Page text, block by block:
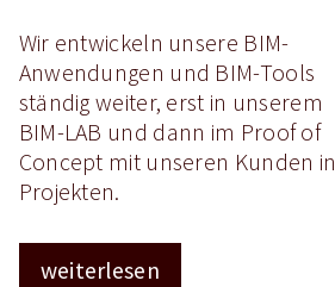
Wir entwickeln unsere BIM-
Anwendungen und BIM-Tools
ständig weiter, erst in unserem
BIM-LAB und dann im Proof of
Concept mit unseren Kunden in
Projekten.
weiterlesen